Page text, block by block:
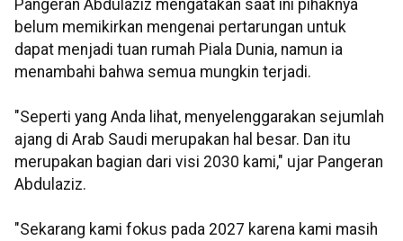
Pangeran Abdulaziz mengatakan saat ini pihaknya
belum memikirkan mengenai pertarungan untuk
dapat menjadi tuan rumah Piala Dunia, namun ia
menambahi bahwa semua mungkin terjadi.
"Seperti yang Anda lihat, menyelenggarakan sejumlah
ajang di Arab Saudi merupakan hal besar. Dan itu
merupakan bagian dari visi 2030 kami," ujar Pangeran
Abdulaziz.
"Sekarang kami fokus pada 2027 karena kami masih